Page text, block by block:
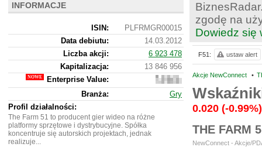
zgodę na
Dowiedz się
Akcje NewConnect •
0.020 (-0.99%)
THE FARM
NewConnect - Akcje/
F51: ustaw alert
INFORMACJE
ISIN:
PLFRMGR00015
Data debiutu:
14.03.2012
Liczba akcji:
6 923 478
Kapitalizacja:
13 846 956
Enterprise Value:
13
632
956
Branża:
Gry
Profil działalności:
The Farm 51 to producent gier wideo na różne
platformy sprzętowe i dystrybucyjne. Spółka
koncentruje się autorskich projektach, jednak
realizuje...